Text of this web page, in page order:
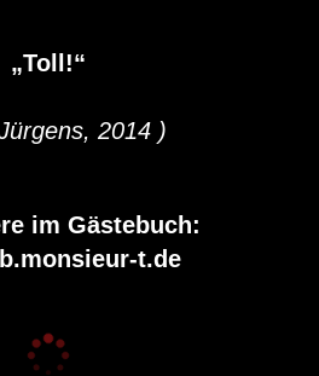
„Toll!“
2014 )
im Gästebuch:
t.de